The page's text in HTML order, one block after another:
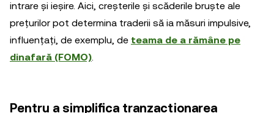
intrare și ieșire. Aici, creșterile și scăderile bruște ale
prețurilor pot determina traderii să ia măsuri impulsive,
influențați, de exemplu, de teama de a rămâne pe
dinafară (FOMO).
Pentru a simplifica tranzacționarea